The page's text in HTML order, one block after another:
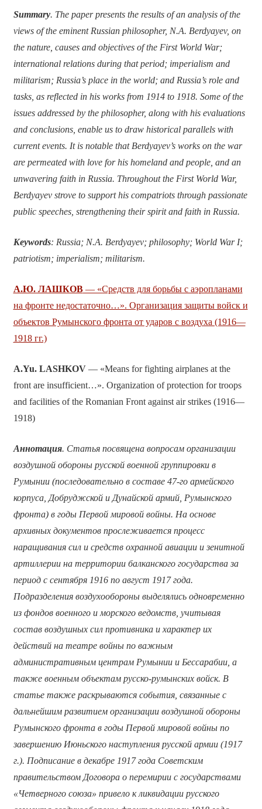
Summary. The paper presents the results of an analysis of the
views of the eminent Russian philosopher, N.A. Berdyayev, on
the nature, causes and objectives of the First World War;
international relations during that period; imperialism and
militarism; Russia’s place in the world; and Russia’s role and
tasks, as reflected in his works from 1914 to 1918. Some of the
issues addressed by the philosopher, along with his evaluations
and conclusions, enable us to draw historical parallels with
current events. It is notable that Berdyayev’s works on the war
are permeated with love for his homeland and people, and an
unwavering faith in Russia. Throughout the First World War,
Berdyayev strove to support his compatriots through passionate
public speeches, strengthening their spirit and faith in Russia.
Keywords: Russia; N.A. Berdyayev; philosophy; World War I;
patriotism; imperialism; militarism.
А.Ю. ЛАШКОВ— «Средств для борьбы с аэропланами
на фронте недостаточно…». Организация защиты войск и
объектов Румынского фронта от ударов с воздуха (1916—
1918 гг.)
A.Yu.LASHKOV— «Means for fighting airplanes at the
front are insufficient…». Organization of protection for troops
and facilities of the Romanian Front against air strikes (1916—
1918)
Аннотация. Статья посвящена вопросам организации
воздушной обороны русской военной группировки в
Румынии (последовательно в составе 47-го армейского
корпуса, Добруджской и Дунайской армий, Румынского
фронта) в годы Первой мировой войны. На основе
архивных документов прослеживается процесс
наращивания сил и средств охранной авиации и зенитной
артиллерии на территории балканского государства за
период с сентября 1916 по август 1917 года.
Подразделения воздухообороны выделялись одновременно
из фондов военного и морского ведомств, учитывая
состав воздушных сил противника и характер их
действий на театре войны по важным
административным центрам Румынии и Бессарабии, а
также военным объектам русско-румынских войск. В
статье также раскрываются события, связанные с
дальнейшим развитием организации воздушной обороны
Румынского фронта в годы Первой мировой войны по
завершению Июньского наступления русской армии (1917
г.). Подписание в декабре 1917 года Советским
правительством Договора о перемирии с государствами
«Четверного союза» привело к ликвидации русского